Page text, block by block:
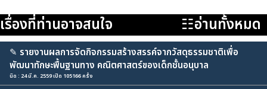
เรื่องที่ท่านอาจสนใจ ☷อ่านทั้งหมด
✎ รายงานผลการจัดกิจกรรมสร้างสรรค์จากวัสดุธรรมชาติเพื่อ
พัฒนาทักษะพื้นฐานทาง คณิตศาสตร์ของเด็กชั้นอนุบาล
นิด : 24 มี.ค. 2559 เปิด 105166 ครั้ง